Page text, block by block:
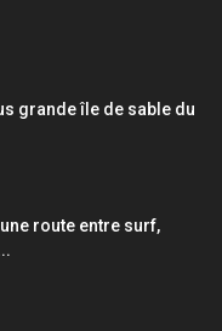
grande île de sable du
route entre surf,